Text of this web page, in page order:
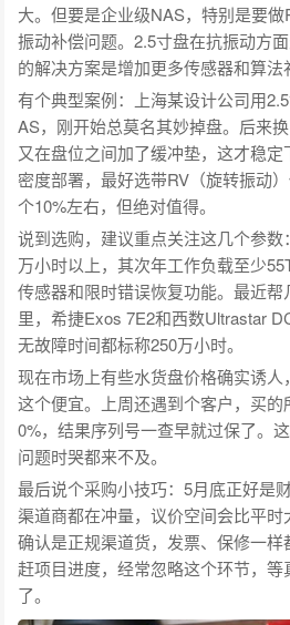
大。但要是企业级NAS，特别是要
振动补偿问题。2.5寸盘在抗振动方
的解决方案是增加更多传感器和算法
有个典型案例：上海某设计公司用
AS，刚开始总莫名其妙掉盘。后来
又在盘位之间加了缓冲垫，这才稳
密度部署，最好选带RV（旋转振动
个10%左右，但绝对值得。
说到选购，建议重点关注这几个参
万小时以上，其次年工作负载至少
传感器和限时错误恢复功能。最近
里，希捷Exos 7E2和西数Ultrastar
无故障时间都标称250万小时。
现在市场上有些水货盘价格确实诱
这个便宜。上周还遇到个客户，买
0%，结果序列号一查早就过保了。
问题时哭都来不及。
最后说个采购小技巧：5月底正好是
渠道商都在冲量，议价空间会比平
确认是正规渠道货，发票、保修一
赶项目进度，经常忽略这个环节，
了。